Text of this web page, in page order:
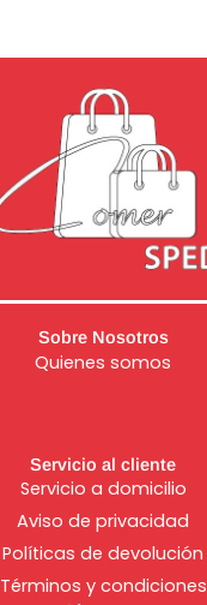
Sobre Nosotros
Quienes somos
Servicio al cliente
Servicio a domicilio
Aviso de privacidad
Políticas de devolución
Términos y condiciones